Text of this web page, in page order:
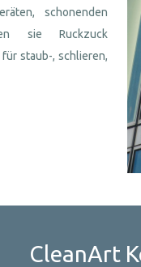
schonenden
sie Ruckzuck
staub-, schlieren,
CleanArt